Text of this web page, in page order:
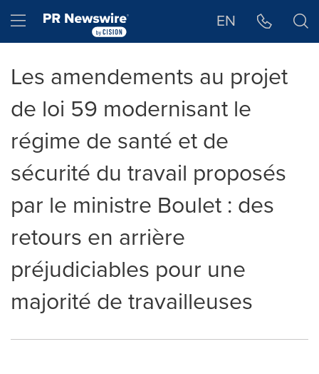
Hamburger menu EN
Les amendements au projet
de loi 59 modernisant le
régime de santé et de
sécurité du travail proposés
par le ministre Boulet : des
retours en arrière
préjudiciables pour une
majorité de travailleuses